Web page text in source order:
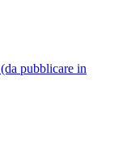
pubblicare in